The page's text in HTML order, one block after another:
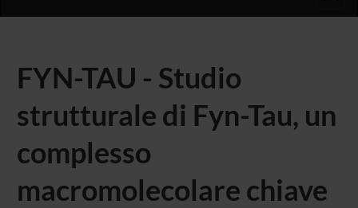
FYN-TAU - Studio
strutturale di Fyn-Tau, un
complesso
macromolecolare chiave